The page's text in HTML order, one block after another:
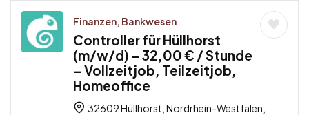
Finanzen, Bankwesen
Controller für Hüllhorst
(m/w/d) – 32,00 € / Stunde
– Vollzeitjob, Teilzeitjob,
Homeoffice
32609 Hüllhorst, Nordrhein-Westfalen,